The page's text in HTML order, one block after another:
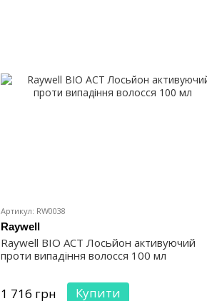
Артикул: RW0038
Raywell
Raywell BIO ACT Лосьйон активуючий
проти випадіння волосся 100 мл
1 716 грн Купити